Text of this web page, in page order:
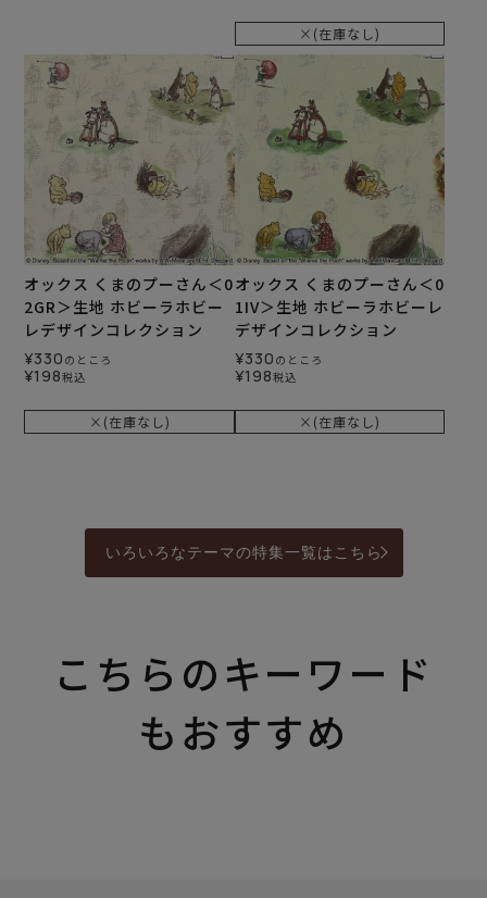
×(在庫なし)
オックス くまのプーさん＜0
2GR＞生地 ホビーラホビー
レデザインコレクション
¥330 のところ
¥198税込
×(在庫なし)
オックス くまのプーさん＜0
1IV＞生地 ホビーラホビーレ
デザインコレクション
¥330 のところ
¥198税込
×(在庫なし)
いろいろなテーマの特集一覧はこちら
こちらのキーワード
もおすすめ